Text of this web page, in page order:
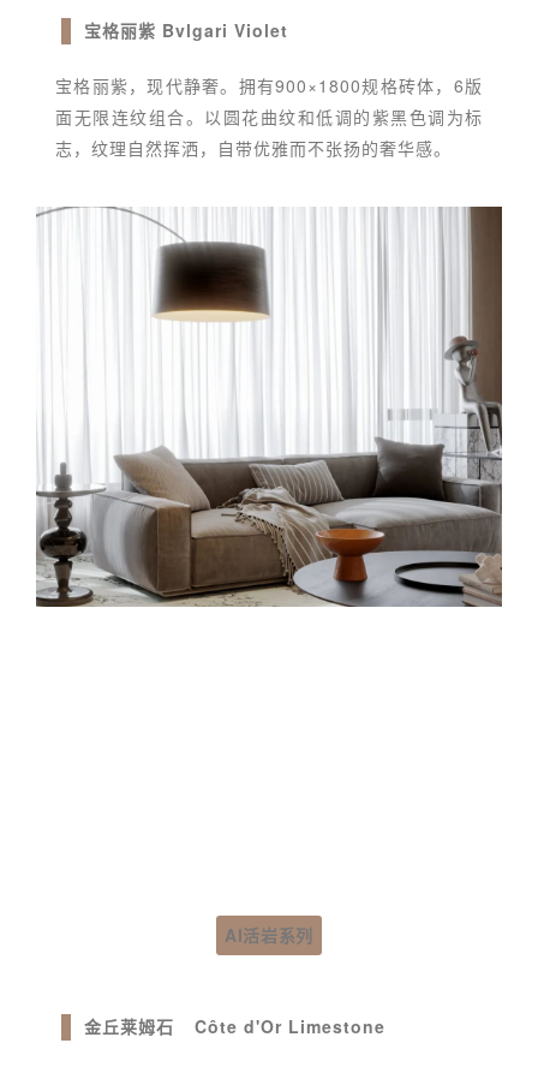
宝格丽紫 Bvlgari Violet
宝格丽紫，现代静奢。拥有900×1800规格砖体，6版
面无限连纹组合。以圆花曲纹和低调的紫黑色调为标
志，纹理自然挥洒，自带优雅而不张扬的奢华感。
AI活岩系列
金丘莱姆石 Côte d'Or Limestone